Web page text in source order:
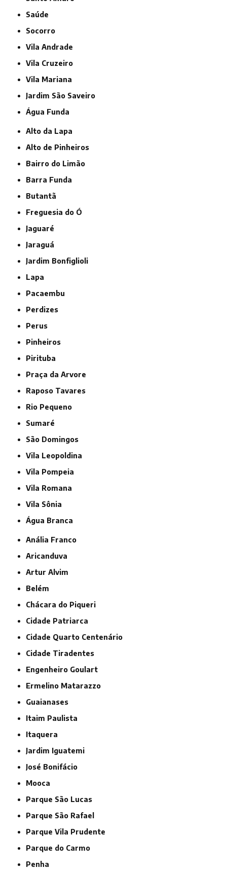
Saúde
Socorro
Vila Andrade
Vila Cruzeiro
Vila Mariana
jardim São Saveiro
Água Funda
Alto da Lapa
Alto de Pinheiros
Bairro do Limão
Barra Funda
Butantã
Freguesia do Ó
Jaguaré
Jaraguá
Jardim Bonfiglioli
Lapa
Pacaembu
Perdizes
Perus
Pinheiros
Pirituba
Praça da Arvore
Raposo Tavares
Rio Pequeno
Sumaré
São Domingos
Vila Leopoldina
Vila Pompeia
Vila Romana
Vila Sônia
Água Branca
Anália Franco
Aricanduva
Artur Alvim
Belém
Chácara do Piqueri
Cidade Patriarca
Cidade Quarto Centenário
Cidade Tiradentes
Engenheiro Goulart
Ermelino Matarazzo
Guaianases
Itaim Paulista
Itaquera
Jardim Iguatemi
José Bonifácio
Mooca
Parque São Lucas
Parque São Rafael
Parque Vila Prudente
Parque do Carmo
Penha